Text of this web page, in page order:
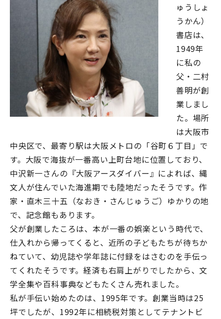
ゅうしょ
うかん）
書店は、
1949年
に私の
父・二村
善明が創
業しまし
た。場所
は大阪市
中央区で、最寄り駅は大阪メトロの「谷町６丁目」で
す。大阪で海抜が一番高い上町台地に位置しており、
中沢新一さんの『大阪アースダイバー』によれば、縄
文人が住んでいた海進期でも陸地だったそうです。作
家・直木三十五（なおき・さんじゅうご）ゆかりの地
で、記念館もあります。
父が創業したころは、本が一番の娯楽という時代で、
仕入れから帰ってくると、近所の子どもたちが待ちか
ねていて、幼児誌や学年誌に付録をはさむのを手伝っ
てくれたそうです。経済も右肩上がりでしたから、文
学全集や百科事典などもたくさん売れました。
私が手伝い始めたのは、1995年です。創業当時は25
坪でしたが、1992年に相続税対策としてテナントビ